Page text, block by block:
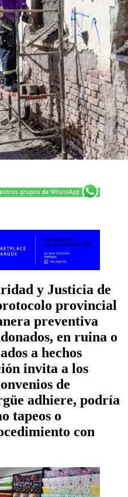
y Justicia de
provincial
preventiva
en ruina o
a hechos
invita a los
de
adhiere, podría
tapeos o
con